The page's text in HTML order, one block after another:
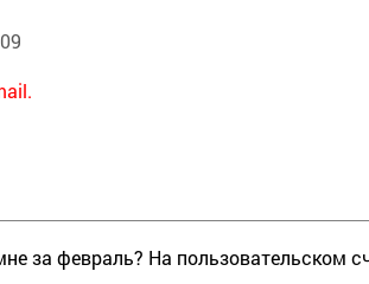
за февраль? На пользовательском